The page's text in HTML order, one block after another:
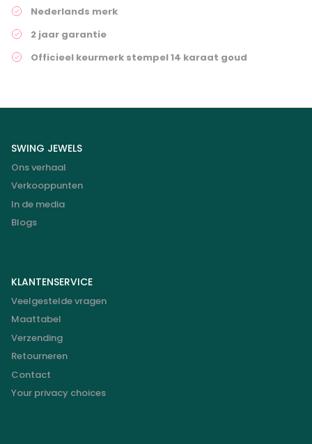
Nederlands merk
2 jaar garantie
Officieel keurmerk stempel 14 karaat goud
SWING JEWELS
Ons verhaal
Verkooppunten
In de media
Blogs
KLANTENSERVICE
Veelgestelde vragen
Maattabel
Verzending
Retourneren
Contact
Your privacy choices